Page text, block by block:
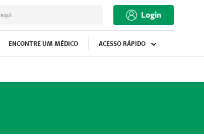
Login
ENCONTRE UM MÉDICO ACESSO RÁPIDO